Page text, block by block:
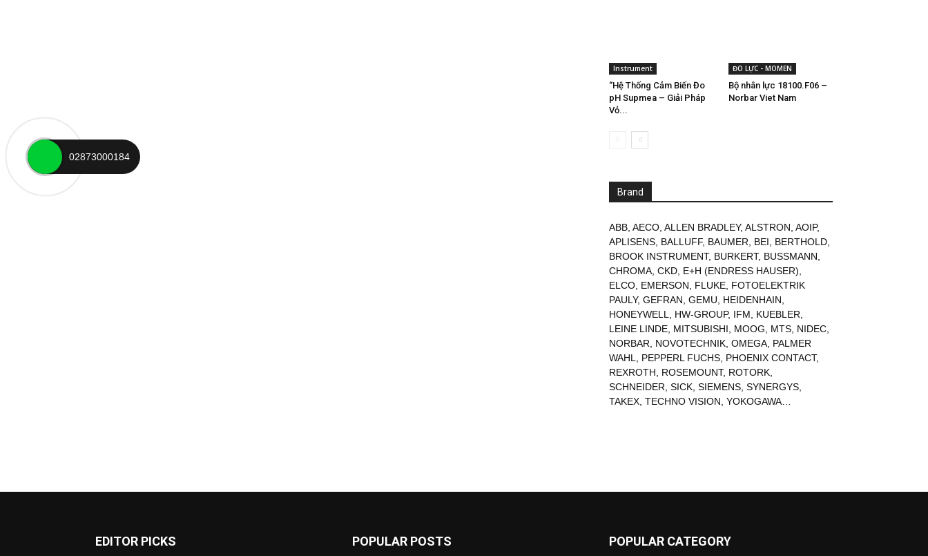
Instrument
“Hệ Thống Cảm Biến Đo
pH Supmea – Giải Pháp
Vỏ...
ĐO LỰC - MOMEN
Bộ nhân lực 18100.F06 –
Norbar Viet Nam
Brand
ABB, AECO, ALLEN BRADLEY, ALSTRON, AOIP,
APLISENS, BALLUFF, BAUMER, BEI, BERTHOLD,
BROOK INSTRUMENT, BURKERT, BUSSMANN,
CHROMA, CKD, E+H (ENDRESS HAUSER),
ELCO, EMERSON, FLUKE, FOTOELEKTRIK
PAULY, GEFRAN, GEMU, HEIDENHAIN,
HONEYWELL, HW-GROUP, IFM, KUEBLER,
LEINE LINDE, MITSUBISHI, MOOG, MTS, NIDEC,
NORBAR, NOVOTECHNIK, OMEGA, PALMER
WAHL, PEPPERL FUCHS, PHOENIX CONTACT,
REXROTH, ROSEMOUNT, ROTORK,
SCHNEIDER, SICK, SIEMENS, SYNERGYS,
TAKEX, TECHNO VISION, YOKOGAWA…
EDITOR PICKS POPULAR POSTS POPULAR CATEGORY
02873000184